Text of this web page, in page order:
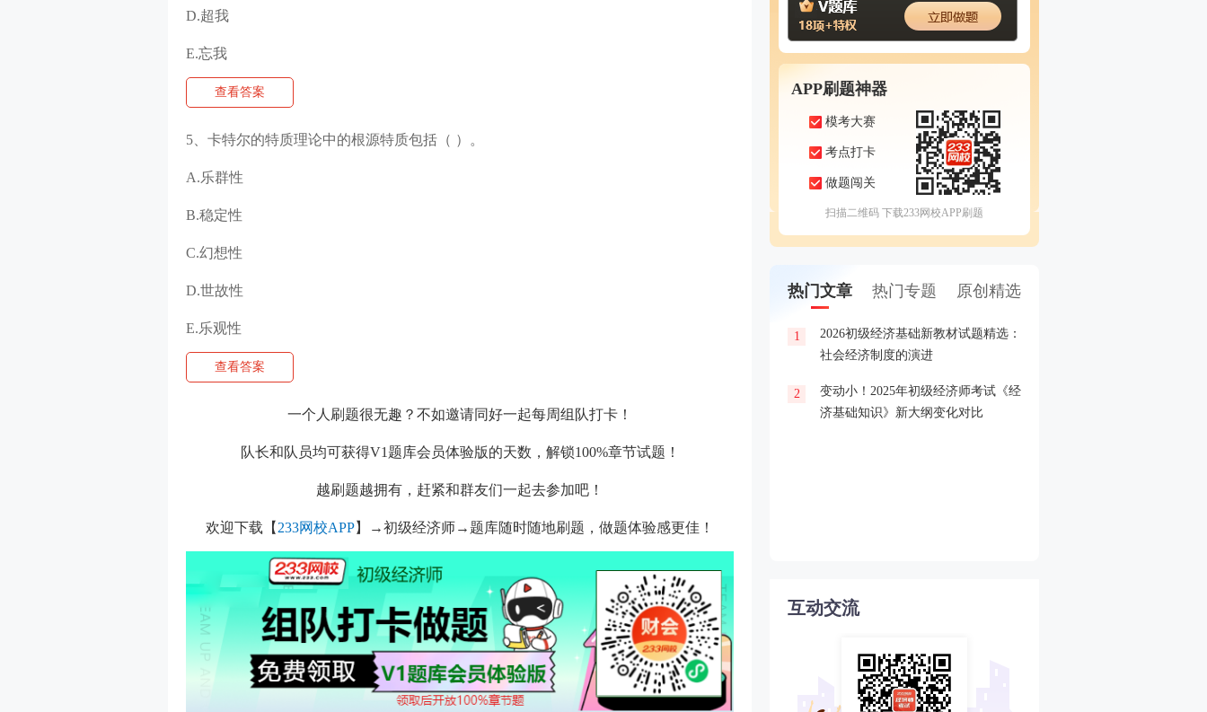
D.超我
E.忘我
查看答案
5、卡特尔的特质理论中的根源特质包括（ ）。
A.乐群性
B.稳定性
C.幻想性
D.世故性
E.乐观性
查看答案
一个人刷题很无趣？不如邀请同好一起每周组队打卡！
队长和队员均可获得V1题库会员体验版的天数，解锁100%章节试题！
越刷题越拥有，赶紧和群友们一起去参加吧！
欢迎下载【 233网校APP】 →初级经济师→题库随时随地刷题，做题体验感更佳！
APP刷题神器
模考大赛
考点打卡
做题闯关
扫描二维码 下载233网校APP刷题
热门文章 热门专题 原创精选
1
2026初级经济基础新教材试题精选：
社会经济制度的演进
2
变动小！2025年初级经济师考试《经
济基础知识》新大纲变化对比
互动交流